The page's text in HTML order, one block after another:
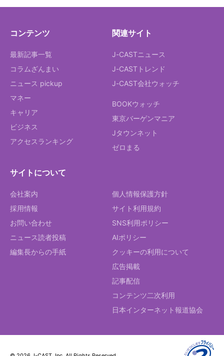
コンテンツ
最新記事一覧
コラムざんまい
ニュース pickup
マネー
キャリア
ビジネス
アクセスランキング
関連サイト
J-CASTニュース
J-CASTトレンド
J-CAST会社ウォッチ
BOOKウォッチ
東京バーゲンマニア
Jタウンネット
ゼロまる
サイトについて
会社案内
採用情報
お問い合わせ
ニュース読者投稿
編集長からの手紙
個人情報保護方針
サイト利用規約
SNS利用ポリシー
AIポリシー
クッキーの利用について
広告掲載
記事配信
コンテンツ二次利用
日本インターネット報道協会